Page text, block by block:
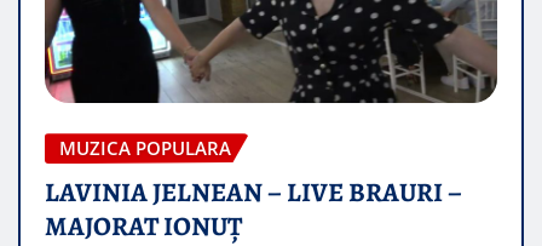
MUZICA POPULARA
LAVINIA JELNEAN – LIVE BRAURI –
MAJORAT IONUŢ